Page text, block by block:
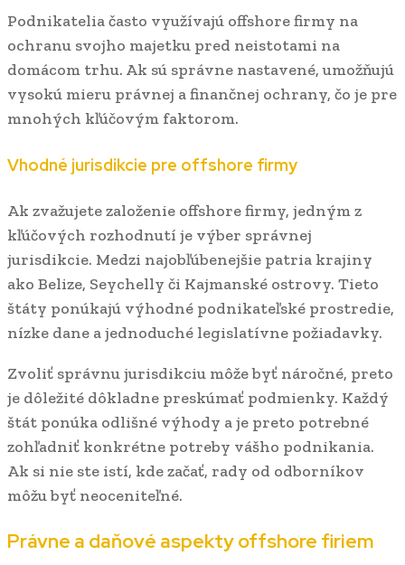
Podnikatelia často využívajú offshore firmy na
ochranu svojho majetku pred neistotami na
domácom trhu. Ak sú správne nastavené, umožňujú
vysokú mieru právnej a finančnej ochrany, čo je pre
mnohých kľúčovým faktorom.
Vhodné jurisdikcie pre offshore firmy
Ak zvažujete založenie offshore firmy, jedným z
kľúčových rozhodnutí je výber správnej
jurisdikcie. Medzi najobľúbenejšie patria krajiny
ako Belize, Seychelly či Kajmanské ostrovy. Tieto
štáty ponúkajú výhodné podnikateľské prostredie,
nízke dane a jednoduché legislatívne požiadavky.
Zvoliť správnu jurisdikciu môže byť náročné, preto
je dôležité dôkladne preskúmať podmienky. Každý
štát ponúka odlišné výhody a je preto potrebné
zohľadniť konkrétne potreby vášho podnikania.
Ak si nie ste istí, kde začať, rady od odborníkov
môžu byť neoceniteľné.
Právne a daňové aspekty offshore firiem